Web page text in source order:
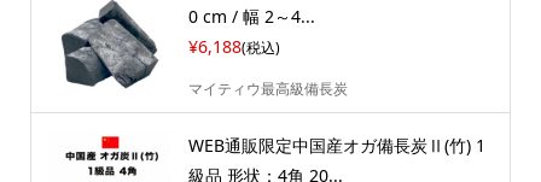
0 cm / 幅 2～4...
¥6,188(税込)
マイティウ最高級備長炭
WEB通販限定中国産オガ備長炭Ⅱ(竹) 1
級品 形状：4角 20...